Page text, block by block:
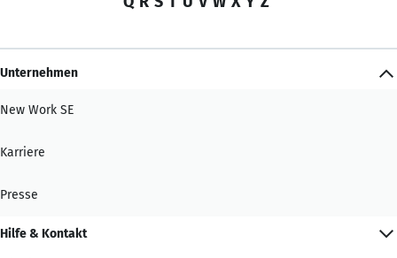
Unternehmen
New Work SE
Karriere
Presse
Hilfe & Kontakt